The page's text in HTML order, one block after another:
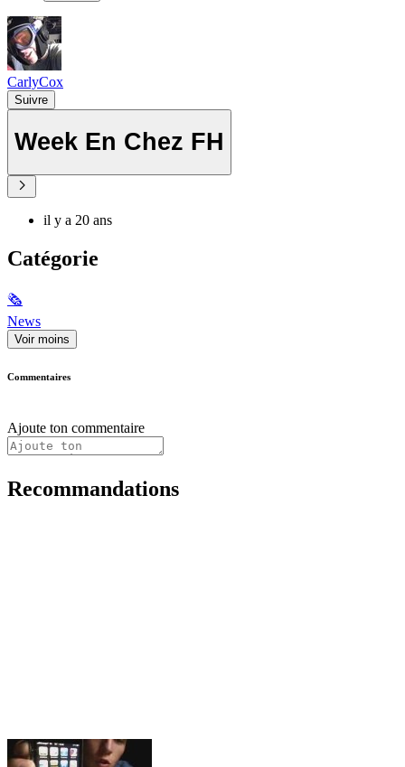
CarlyCox
Suivre
Week En Chez FH
il y a 20 ans
Catégorie
🗞
News
Voir moins
Commentaires
Ajoute ton commentaire
Recommandations